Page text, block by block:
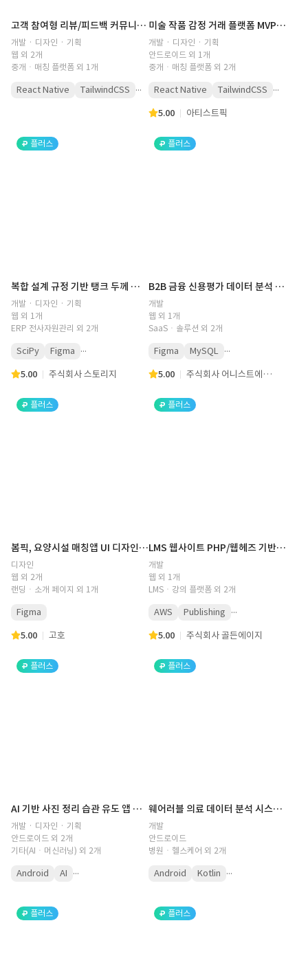
고객 참여형 리뷰/피드백 커뮤니티 (모바일웹+하이브리드) (커뮤니티,와디즈,경험공유,클라우드펀딩)
개발 · 디자인 · 기획
웹 외 2개
중개ㆍ매칭 플랫폼 외 1개
React Native TailwindCSS ...
미술 작품 감정 거래 플랫폼 MVP 개발 (네고,크로스플랫폼,앱개발,미술작품앱,AI)
개발 · 디자인 · 기획
안드로이드 외 1개
중개ㆍ매칭 플랫폼 외 2개
React Native TailwindCSS ...
5.00 아티스트픽
플러스
복합 설계 규정 기반 탱크 두께 최적화 계산 소프트웨어 개발(조선·해양 엔지니어링, LNG 탱크, 선급 자동 계산 시스템, 알고리즘, 계산)
개발 · 디자인 · 기획
웹 외 1개
ERP 전사자원관리 외 2개
SciPy Figma ...
5.00 주식회사 스토리지
플러스
B2B 금융 신용평가 데이터 분석 솔루션 MVP 개발 (금융, 신용 평가, 데이터 분석, 대출 승인 전략, 등급화, 필터링 룰, 시뮬레이션, 데이터 시각화)
개발
웹 외 1개
SaaSㆍ솔루션 외 2개
Figma MySQL ...
5.00 주식회사 어니스트에이아이
플러스
봄픽, 요양시설 매칭앱 UI 디자인 리터칭 및 랜딩페이지 디자인
디자인
웹 외 2개
랜딩ㆍ소개 페이지 외 1개
Figma
5.00
고호
플러스
LMS 웹사이트 PHP/웹헤즈 기반 웹사이트 퍼블리싱 및 API 연동 및 서버 이전
개발
웹 외 1개
LMSㆍ강의 플랫폼 외 2개
AWS Publishing ...
5.00 주식회사 골든에이지
플러스
AI 기반 사진 정리 습관 유도 앱 개발(AI 이미지 생성 기술)
개발 · 디자인 · 기획
안드로이드 외 2개
기타(AIㆍ머신러닝) 외 2개
Android AI ...
플러스
웨어러블 의료 데이터 분석 시스템 안드로이드 앱 개발
개발
안드로이드
병원ㆍ헬스케어 외 2개
Android Kotlin ...
플러스 플러스